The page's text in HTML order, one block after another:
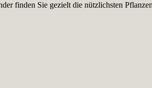
finden Sie gezielt die nützlichsten